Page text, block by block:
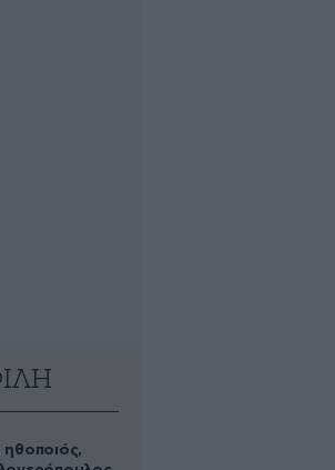
ηθοποιός,